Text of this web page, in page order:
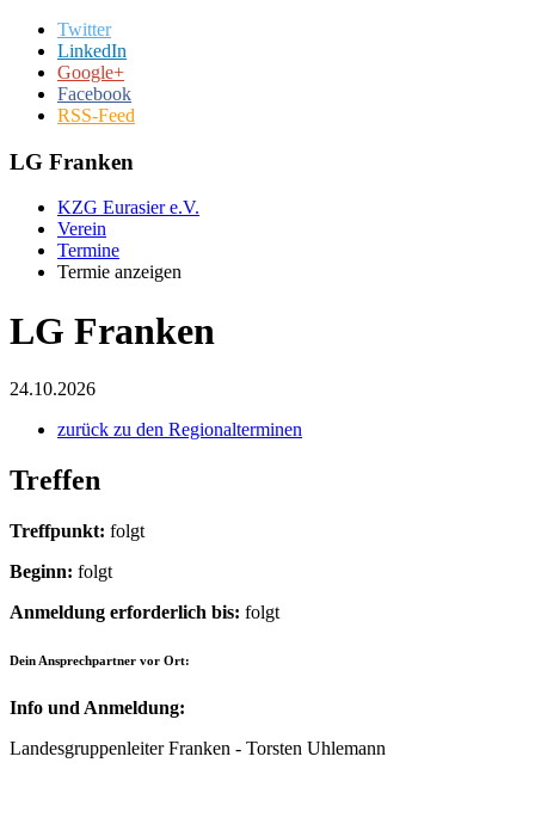
Twitter
LinkedIn
Google+
Facebook
RSS-Feed
LG Franken
KZG Eurasier e.V.
Verein
Termine
Termie anzeigen
LG Franken
24.10.2026
zurück zu den Regionalterminen
Treffen
Treffpunkt: folgt
Beginn: folgt
Anmeldung erforderlich bis: folgt
Dein Ansprechpartner vor Ort:
Info und Anmeldung:
Landesgruppenleiter Franken - Torsten Uhlemann